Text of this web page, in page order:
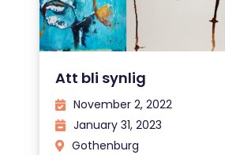
Att bli synlig
November 2, 2022
January 31, 2023
Gothenburg